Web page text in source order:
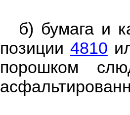
б) бумага и
позиции 4810
порошком